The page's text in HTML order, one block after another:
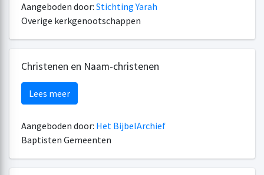
Aangeboden door: Stichting Yarah
Overige kerkgenootschappen
Christenen en Naam-christenen
Lees meer
Aangeboden door: Het BijbelArchief
Baptisten Gemeenten